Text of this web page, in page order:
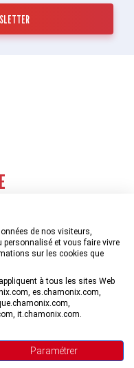
de nos visiteurs,
personnalisé et vous faire vivre
sur les cookies que
à tous les sites Web
es.chamonix.com,
it.chamonix.com.
Paramétrer